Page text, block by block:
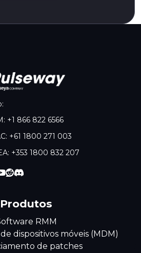
:
+1 866 822 6566
+61 1800 271 003
+353 1800 832 207
Produtos
RMM
dispositivos móveis (MDM)
de patches